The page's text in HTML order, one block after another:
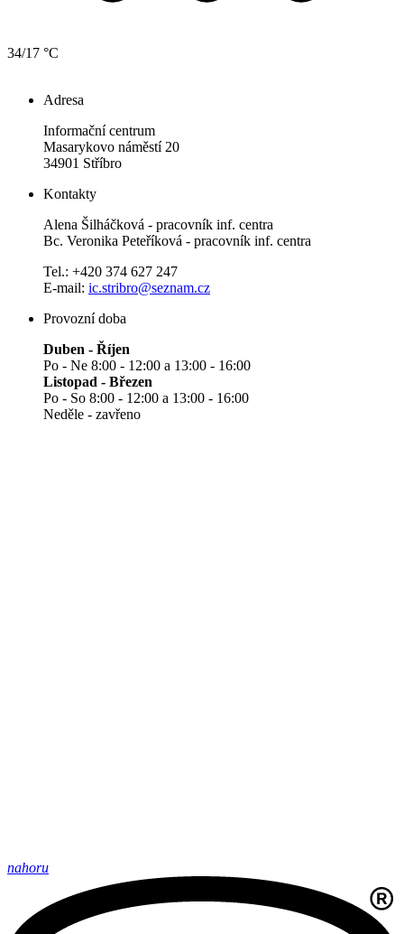
34/17 °C
Adresa
Informační centrum
Masarykovo náměstí 20
34901 Stříbro
Kontakty
Alena Šilháčková - pracovník inf. centra
Bc. Veronika Peteříková - pracovník inf. centra
Tel.: +420 374 627 247
E-mail: ic.stribro@seznam.cz
Provozní doba
Duben - Říjen
Po - Ne 8:00 - 12:00 a 13:00 - 16:00
Listopad - Březen
Po - So 8:00 - 12:00 a 13:00 - 16:00
Neděle - zavřeno
nahoru